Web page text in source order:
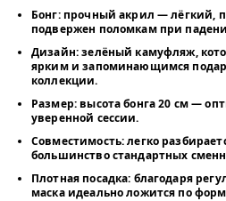
Бонг: прочныйакрил — лёгкий,
подвержен поломкам при
Дизайн: зелёный камуфляж,
ярким и запоминающимся
коллекции.
Размер: высота бонга 20 см—
уверенной сессии.
Совместимость: легко
большинство стандартных
Плотная посадка: благодаря
маска идеально ложится по